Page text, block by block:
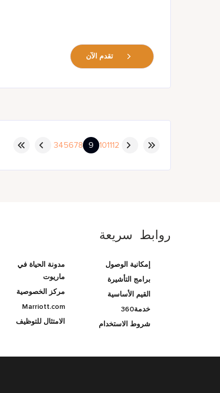
تقدم الآن
345678 9 101112
روابط سريعة
إمكانية الوصول
برامج التأشيرة
القيم الأساسية
خدمة360
شروط الاستخدام
مدونة الحياة في
ماريوت
مركز الخصوصية
Marriott.com
الامتثال للتوظيف